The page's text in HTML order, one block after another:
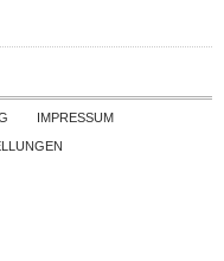
contentIMPRESSUM